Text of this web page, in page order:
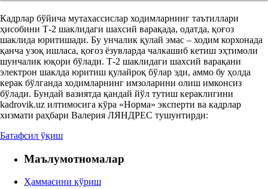
Кадрлар бўйича мутахассислар ходимларнинг таътиллари
ҳисобини Т-2 шаклидаги шахсий варақада, одатда, қоғоз
шаклида юритишади. Бу унчалик қулай эмас – ходим корхонада
қанча узоқ ишласа, қоғоз ёзувларда чалкашиб кетиш эҳтимоли
шунчалик юқори бўлади. Т-2 шаклидаги шахсий варақани
электрон шаклда юритиш қулайроқ бўлар эди, аммо бу ҳолда
керак бўлганда ходимларнинг имзоларини олиш имконсиз
бўлади. Бундай вазиятда қандай йўл тутиш кераклигини
kadrovik.uz илтимосига кўра «Норма» эксперти ва кадрлар
хизмати раҳбари Валерия ЛЯНДРЕС тушунтирди:
Батафсил ўқиш
Маълумотномалар
Ҳаммасини кўриш